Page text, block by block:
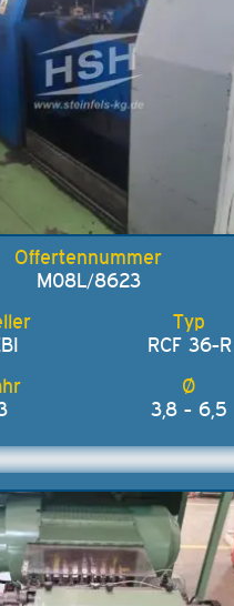
M08L/8623
RCF 36-R
3,8 - 6,5